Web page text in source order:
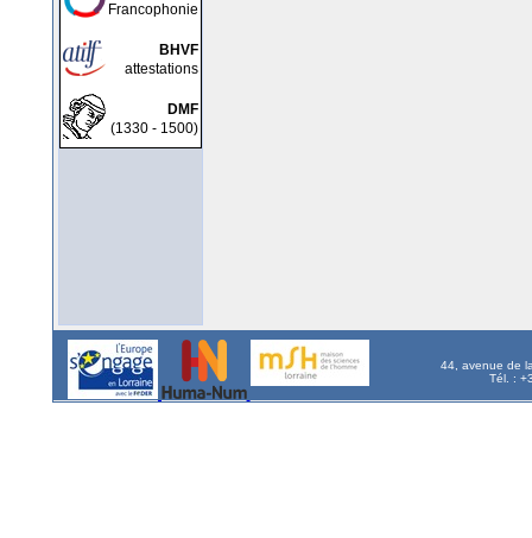
Francophonie
BHVF
attestations
DMF
(1330 - 1500)
44, avenue de
Tél. :